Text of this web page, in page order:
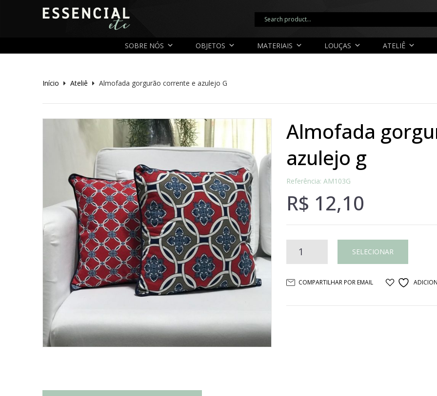
SOBRE NÓS OBJETOS MATERIAIS LOUÇAS ATELIÊ
Início Ateliê Almofada gorgurão corrente e azulejo G
almofada gorgurão corrente e
azulejo g
Referência: AM103G
R$ 12,10
Almofada SELECIONAR
COMPARTILHAR POR EMAIL